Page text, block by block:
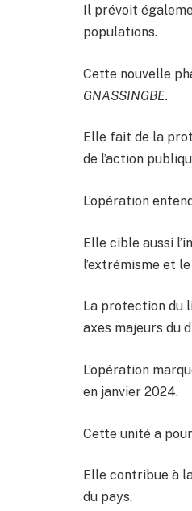
Il prévoit
populations.
Cette nouvelle
GNASSINGBE.
Elle fait de la
de l’action
L’opération
Elle cible aussi
l’extrémisme et
La protection du
axes majeurs du
L’opération
en janvier 2024.
Cette unité a
Elle contribue à
du pays.